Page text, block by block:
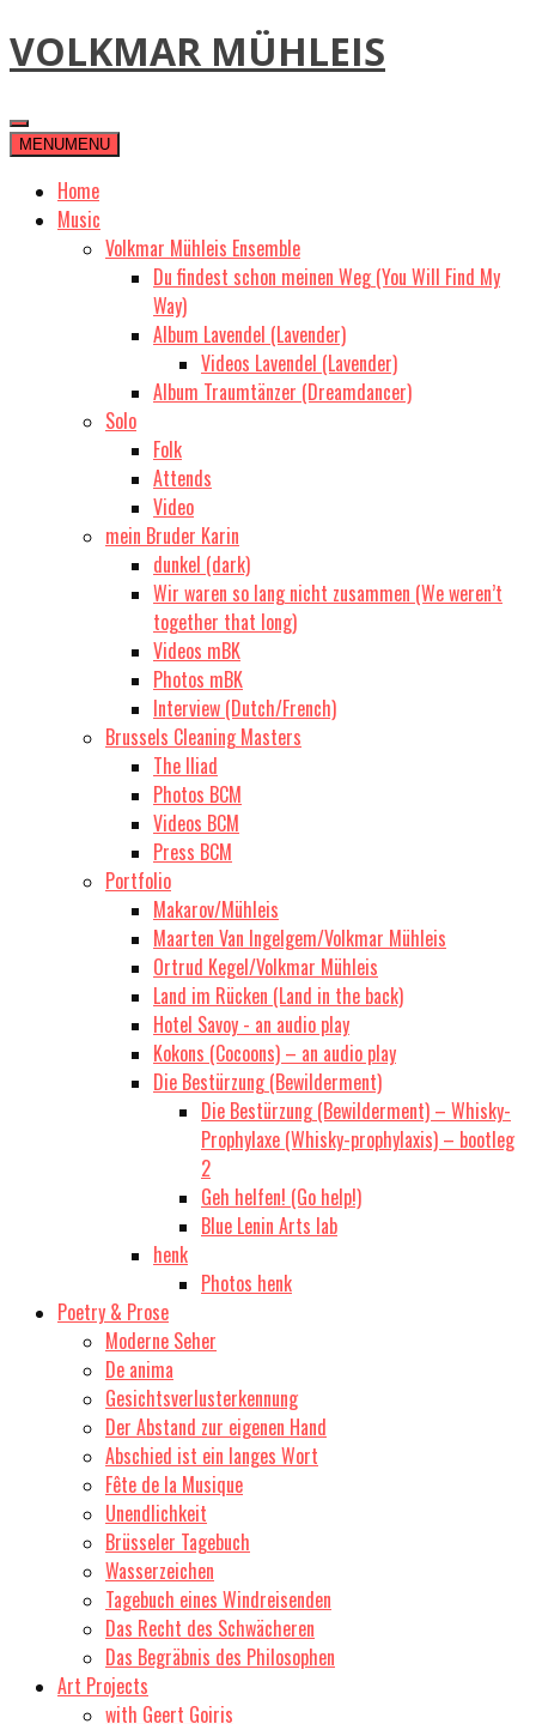
Skip
to
VOLKMAR MÜHLEIS
MENUMENU
Home
Music
Volkmar Mühleis Ensemble
Du findest schon meinen Weg (You Will Find My
Way)
Album Lavendel (Lavender)
Videos Lavendel (Lavender)
Album Traumtänzer (Dreamdancer)
Solo
Folk
Attends
Video
mein Bruder Karin
dunkel (dark)
Wir waren so lang nicht zusammen (We weren’t
together that long)
Videos mBK
Photos mBK
Interview (Dutch/French)
Brussels Cleaning Masters
The Iliad
Photos BCM
Videos BCM
Press BCM
Portfolio
Makarov/Mühleis
Maarten Van Ingelgem/Volkmar Mühleis
Ortrud Kegel/Volkmar Mühleis
Land im Rücken (Land in the back)
Hotel Savoy - an audio play
Kokons (Cocoons) – an audio play
Die Bestürzung (Bewilderment)
Die Bestürzung (Bewilderment) – Whisky-
Prophylaxe (Whisky-prophylaxis) – bootleg
2
Geh helfen! (Go help!)
Blue Lenin Arts lab
henk
Photos henk
Poetry & Prose
Moderne Seher
De anima
Gesichtsverlusterkennung
Der Abstand zur eigenen Hand
Abschied ist ein langes Wort
Fête de la Musique
Unendlichkeit
Brüsseler Tagebuch
Wasserzeichen
Tagebuch eines Windreisenden
Das Recht des Schwächeren
Das Begräbnis des Philosophen
Art Projects
with Geert Goiris